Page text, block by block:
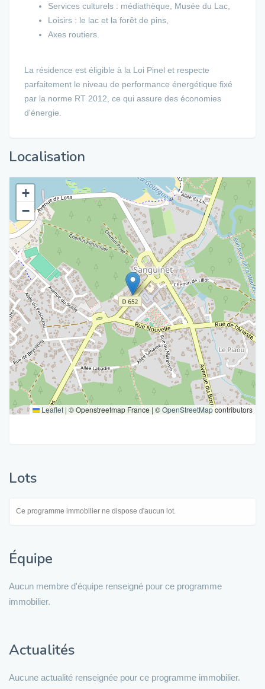
Services culturels : médiathèque, Musée du Lac,
Loisirs : le lac et la forêt de pins,
Axes routiers.
La résidence est éligible à la Loi Pinel et respecte
parfaitement le niveau de performance énergétique fixé
par la norme RT 2012, ce qui assure des économies
d'énergie.
Localisation
+
−
Leaflet | © Openstreetmap France | ©OpenStreetMapcontributors
Lots
Ce programme immobilier ne dispose d'aucun lot.
Équipe
Aucun membre d'équipe renseigné pour ce programme
immobilier.
Actualités
Aucune actualité renseignée pour ce programme immobilier.